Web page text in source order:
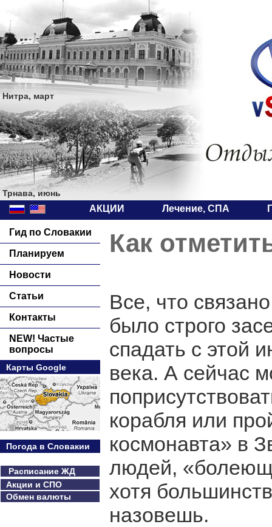
Нитра, март
Трнава, июнь
АКЦИИ Лечение, СПА
Гид по Словакии
Планируем
Новости
Статьи
Контакты
NEW! Частые
вопросы
Карты Google
Погода в Словакии
Расписание ЖД
Акции и СПО
Обмен валюты
Как
Все, что
было строго
спадать с этой
века. А сейчас
корабля или
космонавта» в
людей,
хотя
назовешь.